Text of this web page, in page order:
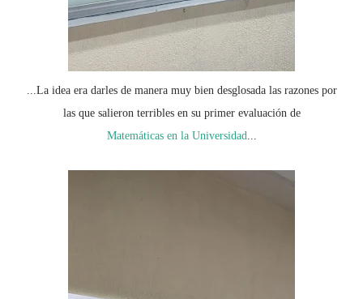
...La idea era darles de manera muy bien desglosada las razones por
las que salieron terribles en su primer evaluación de
Matemáticas en la Universidad...